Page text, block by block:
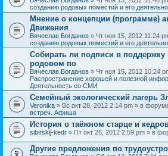
созданию родовых поместий и его
Мнение о концепции (программе)
Движения
Вячеслав Богданов » Чт ноя 15, 2012 11:24
созданию родовых поместий и его
Собирать ли подписи в поддержку
родовом по
Вячеслав Богданов » Чт ноя 15, 2012 10:24
Распространение хорошей и полезной
Деятельность со СМИ
Семейный экологический лагерь
Veronika » Вс окт 28, 2012 2:14 pm » в
встреч. Афиша
История о таёжном старце и
sibirskij-kedr » Пт окт 26, 2012 2:59 pm » в
Другие предложения по